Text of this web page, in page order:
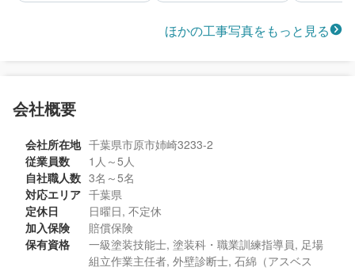
ほかの工事写真をもっと見る
会社概要
会社所在地 千葉県市原市姉崎3233-2
従業員数
1人～5人
自社職人数 3名～5名
対応エリア 千葉県
定休日
日曜日, 不定休
加入保険
賠償保険
保有資格
一級塗装技能士, 塗装科・職業訓練指導員, 足場
組立作業主任者, 外壁診断士, 石綿（アスベス